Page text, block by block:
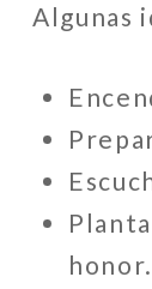
Algunas
honor.